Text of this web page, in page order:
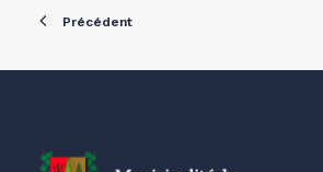
Précédent